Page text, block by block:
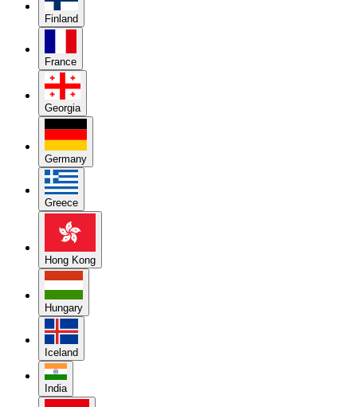
Finland
France
Georgia
Germany
Greece
Hong Kong
Hungary
Iceland
India